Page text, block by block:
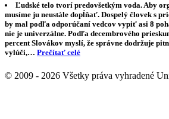
Ľudské telo tvorí predovšetkým voda. Aby
musíme ju neustále dopĺňať. Dospelý človek s
by mal podľa odporúčaní vedcov vypiť asi 8
nie je univerzálne. Podľa decembrového
percent Slovákov myslí, že správne dodržuje
vylúči,… Prečítať celé
© 2009 - 2026 Všetky práva vyhradené